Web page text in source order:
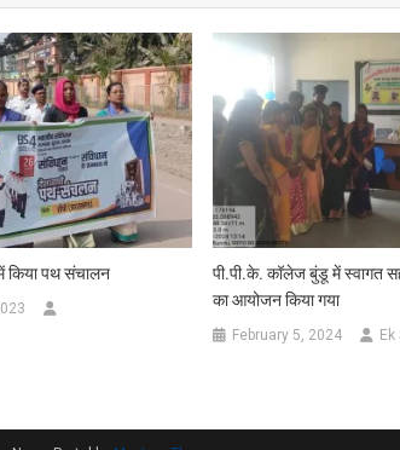
किया पथ संचालन
पी.पी.के. कॉलेज बुंडू में स्वागत
का आयोजन किया गया
February 5, 2024